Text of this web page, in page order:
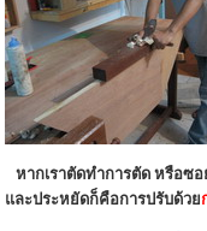
หากเราตัดทำการตัด หรือซ
และประหยัดก็คือการปรับด้วย